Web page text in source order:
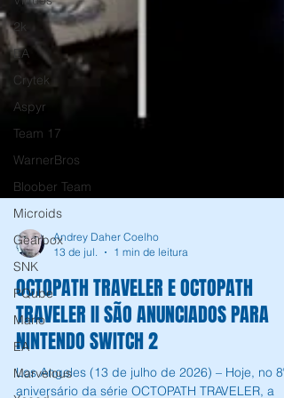
2k
EA
Crytek
Aspyr
Team 17
WarnerBros
Bloober Team
Microids
Gearbox
SNK
PQube
Mario
EA
Marvelous
Andrey Daher Coelho
13 de jul.
1 min de leitura
OCTOPATH TRAVELER E OCTOPATH
TRAVELER II SÃO ANUNCIADOS PARA